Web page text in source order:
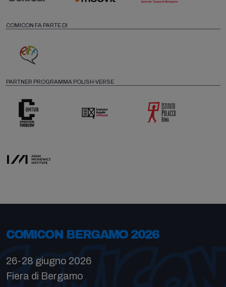
COMICON FA PARTE DI
PARTNER PROGRAMMA POLISH-VERSE
COMICON BERGAMO 2026
26-28 giugno 2026
Fiera di Bergamo